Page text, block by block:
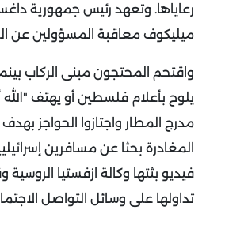
رعاياها. وتعهد رئيس جمهورية
ميليكوف معاقبة المسؤولين عن
واقتحم المحتجون مبنى الركاب
يلوح بأعلام فلسطين أو يهتف "الله
مدرج المطار واجتازوا الحواجز
المغادرة بحثا عن مسافرين
فيديو بثتها وكالة ازفستيا الروسية
تداولها على وسائل التواصل